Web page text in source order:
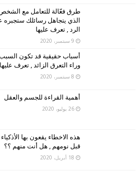
طرق فعّالة للتعامل مع
الذي يتجاهل رسائلك ستجبره
الرد , تعرف عليها
9 سبتمبر، 2020
أسباب حقيقية قد تكون
وراء التعرق الزائد , تعرف عليها
8 سبتمبر، 2020
أهمية القراءة للجسم والعقل
26 يوليو، 2020
هذه الاخطاء يقعون بها الأذكياء
قبل نومهم , هل أنت منهم ؟؟
18 أبريل، 2020